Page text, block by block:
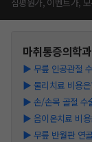
마취통증의학과
▶ 무릎 인공관절
▶ 물리치료 비용
▶ 손/손목 골절 수
▶ 음이온치료 비
▶ 무릎 반월판 연